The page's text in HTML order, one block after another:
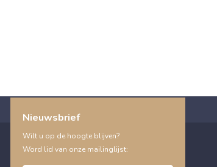
Nieuwsbrief
Wilt u op de hoogte blijven?
Word lid van onze mailinglijst: